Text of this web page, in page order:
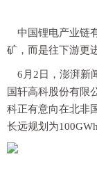
中国锂电产业链
矿，而是往下游更
6月2日，澎湃新
国轩高科股份有限
科正有意向在北非
长远规划为100GWh